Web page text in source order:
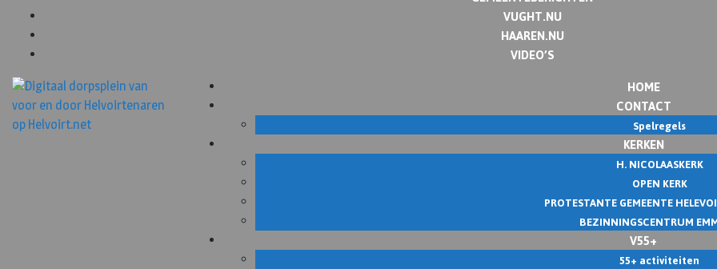
VUGHT.NU
HAAREN.NU
VIDEO’S
HOME
CONTACT
Spelregels
KERKEN
H. NICOLAASKERK
OPEN KERK
PROTESTANTE GEMEENTE
BEZINNINGSCENTRUM
V55+
55+ activiteiten